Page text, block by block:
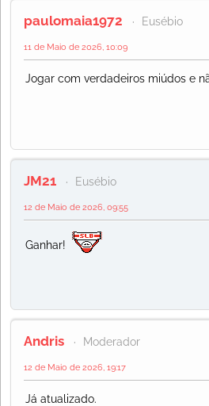
paulomaia1972 Eusébio
11 de Maio de 2026, 10:09
Jogar com verdadeiros miúdos e
JM21 Eusébio
12 de Maio de 2026, 09:55
Ganhar!
Andris Moderador
12 de Maio de 2026, 19:17
Já atualizado.